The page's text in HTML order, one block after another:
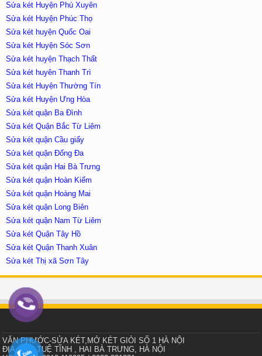
Sửa két Huyện Phú Xuyên
Sửa két Huyện Phúc Thọ
Sửa két huyện Quốc Oai
Sửa két Huyện Sóc Sơn
Sửa két huyện Thạch Thất
Sửa két huyên Thanh Trì
Sửa két Huyện Thường Tín
Sửa két Huyện Ưng Hòa
Sửa két quận Ba Đình
Sửa két Quận Bắc Từ Liêm
Sửa két quận Cầu giấy
Sửa két quận Đống Đa
Sửa két quận Hai Bà Trưng
Sửa két quận Hoàn Kiếm
Sửa két quận Hoàng Mai
Sửa két quận Long Biên
Sửa két quận Nam Từ Liêm
Sửa két Quận Tây Hồ
Sửa két Quận Thanh Xuân
Sửa két Thị xã Sơn Tây
VĂN PHƯỚC-SỬA KÉT,MỞ KÉT GIỎI SỐ 1 HÀ NỘI
ĐỊA CHỈ : TUỆ TĨNH , HAI BÀ TRƯNG, HÀ NỘI